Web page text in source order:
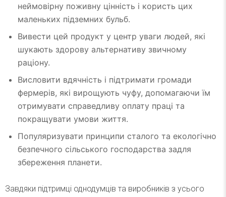
неймовірну поживну цінність і користь цих
маленьких підземних бульб.
Вивести цей продукт у центр уваги людей, які
шукають здорову альтернативу звичному
раціону.
Висловити вдячність і підтримати громади
фермерів, які вирощують чуфу, допомагаючи їм
отримувати справедливу оплату праці та
покращувати умови життя.
Популяризувати принципи сталого та екологічно
безпечного сільського господарства задля
збереження планети.
Завдяки підтримці однодумців та виробників з усього